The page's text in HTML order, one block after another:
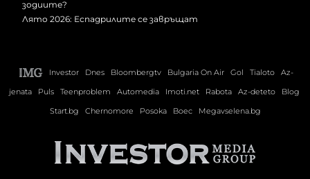
Лято 2026: Еспадрилите се завръщат
Investor Dnes Bloombergtv Bulgaria On Air Gol Tialoto
Az-
jenata
Puls Teenproblem Automedia Imoti.net Rabota Az-deteto
Blog
Start.bg
Chernomore Posoka Boec Megavselena.bg